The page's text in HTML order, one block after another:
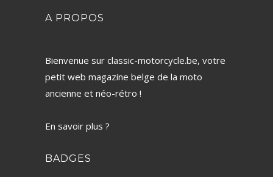
A PROPOS
Bienvenue sur classic-motorcycle.be, votre
petit web magazine belge de la moto
ancienne et néo-rétro !
En savoir plus ?
BADGES